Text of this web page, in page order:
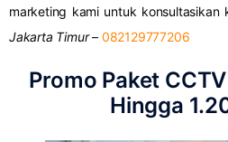
marketing kami untuk
Jakarta Timur– 082129777206
Promo Paket
Hingga